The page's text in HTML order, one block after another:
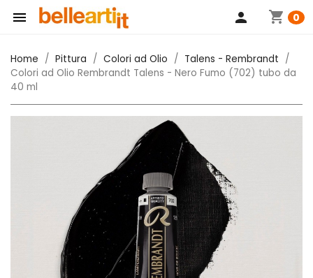
 shopping_cart 0
person
Home Pittura Colori ad Olio
Talens - Rembrandt
Colori ad Olio Rembrandt Talens - Nero Fumo (702) tubo da
40 ml